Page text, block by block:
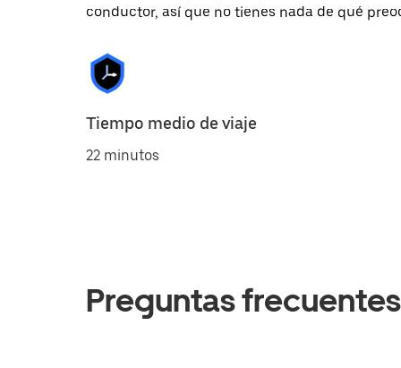
conductor, así que no tienes nada de qué
Tiempo medio de viaje
22 minutos
Preguntas frecuentes